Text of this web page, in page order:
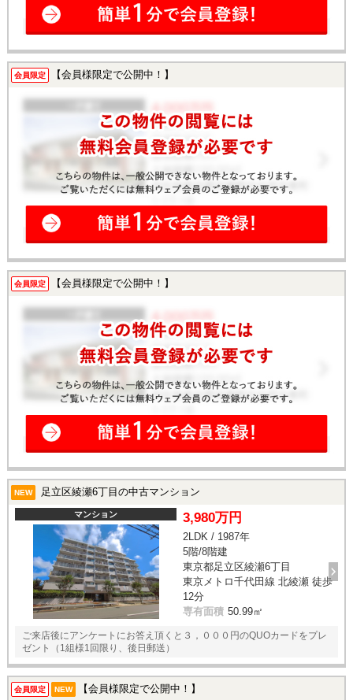
会員限定 【会員様限定で公開中！】
会員限定 【会員様限定で公開中！】
NEW 足立区綾瀬6丁目の中古マンション
マンション 3,980万円
2LDK / 1987年
5階/8階建
東京都足立区綾瀬6丁目
東京メトロ千代田線 北綾瀬 徒歩
12分
専有面積 50.99㎡
ご来店後にアンケートにお答え頂くと３，０００円のQUOカードをプレ
ゼント（1組様1回限り、後日郵送）
会員限定 NEW 【会員様限定で公開中！】